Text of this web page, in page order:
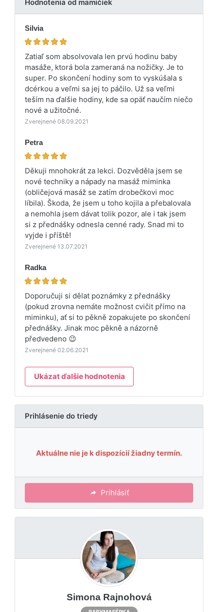
Hodnotenia od mamičiek
Silvia
Zatiaľ som absolvovala len prvú hodinu baby
masáže, ktorá bola zameraná na nožičky. Je to
super. Po skončení hodiny som to vyskúšala s
dcérkou a veľmi sa jej to páčilo. Už sa veľmi
teším na ďalšie hodiny, kde sa opäť naučím niečo
nové a užitočné.
Zverejnené 08.09.2021
Petra
Děkuji mnohokrát za lekci. Dozvěděla jsem se
nové techniky a nápady na masáž miminka
(obličejová masáž se zatím drobečkovi moc
líbila). Škoda, že jsem u toho kojila a přebalovala
a nemohla jsem dávat tolik pozor, ale i tak jsem
si z přednášky odnesla cenné rady. Snad mi to
vyjde i příště!
Zverejnené 13.07.2021
Radka
Doporučuji si dělat poznámky z přednášky
(pokud zrovna nemáte možnost cvičit přímo na
miminku), ať si to pěkně zopakujete po skončení
přednášky. Jinak moc pěkně a názorně
předvedeno 😉
Zverejnené 02.06.2021
Ukázat ďalšie hodnotenia
Prihlásenie do triedy
Aktuálne nie je k dispozícií žiadny termín.
Prihlásiť
Simona Rajnohová